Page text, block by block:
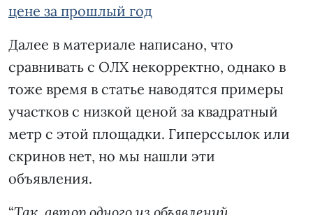
цене за прошлый год
Далее в материале написано, что
сравнивать с ОЛХ некорректно, однако в
тоже время в статье наводятся примеры
участков с низкой ценой за квадратный
метр с этой площадки. Гиперссылок или
скринов нет, но мы нашли эти
объявления.